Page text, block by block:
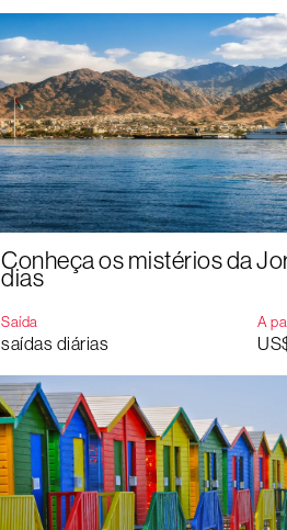
Conheça os mistérios da
dias
Saída
saídas diárias
A